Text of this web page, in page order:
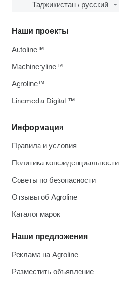
Таджикистан / русский
Информация
Правила и условия
Политика конфиденциальности
Советы по безопасности
Отзывы об Agroline
Каталог марок
Наши предложения
Реклама на Agroline
Разместить объявление
Наши проекты
Autoline™
Machineryline™
Agroline™
Linemedia Digital ™